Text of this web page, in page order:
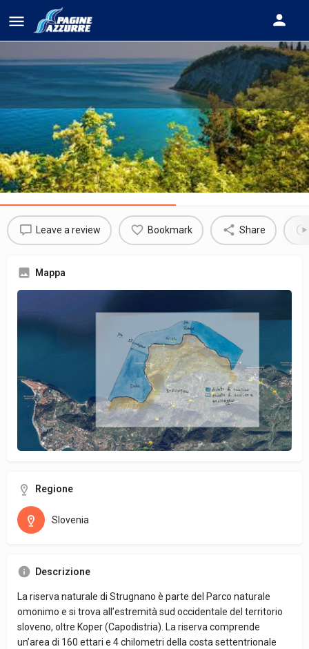
RISERVA NATURALE DI
STRUGNANO
Informazioni sull'area marittima
Leave a review Bookmark Share
Mappa
Regione
Slovenia
Descrizione
La riserva naturale di Strugnano è parte del Parco naturale
omonimo e si trova all’estremità sud occidentale del territorio
sloveno, oltre Koper (Capodistria). La riserva comprende
un’area di 160 ettari e 4 chilometri della costa settentrionale